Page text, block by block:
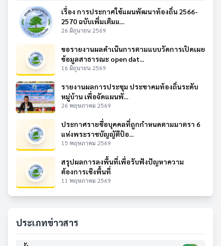
เรื่อง การประกาศใช้แผนพัฒนาท้องถิ่น 2566-
2570 ฉบับเพิ่มเติมแ...
26 มิถุนายน 2569
ขอรายงานผลดำเนินการตามแบบวัดการเปิดเผย
ข้อมูลสาธารณะ open dat...
16 มิถุนายน 2569
รายงานผลการประชุม ประชาคมท้องถิ่นระดับ
หมู่บ้าน เพื่อจัดแผนพั...
26 พฤษภาคม 2569
ประกาศรายชื่อบุคคลที่ถูกกำหนดตามมาตรา 6
แห่งพระราชบัญญัติป้อ...
15 พฤษภาคม 2569
สรุปผลการลงพื้นที่เพื่อรับฟังปัญหาความ
ต้องการเชิงพื้นที่
11 พฤษภาคม 2569
ประเภทข่าวสาร